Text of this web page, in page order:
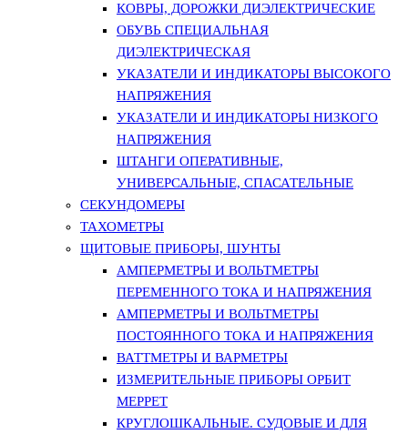
КОВРЫ, ДОРОЖКИ ДИЭЛЕКТРИЧЕСКИЕ
ОБУВЬ СПЕЦИАЛЬНАЯ
ДИЭЛЕКТРИЧЕСКАЯ
УКАЗАТЕЛИ И ИНДИКАТОРЫ ВЫСОКОГО
НАПРЯЖЕНИЯ
УКАЗАТЕЛИ И ИНДИКАТОРЫ НИЗКОГО
НАПРЯЖЕНИЯ
ШТАНГИ ОПЕРАТИВНЫЕ,
УНИВЕРСАЛЬНЫЕ, СПАСАТЕЛЬНЫЕ
СЕКУНДОМЕРЫ
ТАХОМЕТРЫ
ЩИТОВЫЕ ПРИБОРЫ, ШУНТЫ
АМПЕРМЕТРЫ И ВОЛЬТМЕТРЫ
ПЕРЕМЕННОГО ТОКА И НАПРЯЖЕНИЯ
АМПЕРМЕТРЫ И ВОЛЬТМЕТРЫ
ПОСТОЯННОГО ТОКА И НАПРЯЖЕНИЯ
ВАТТМЕТРЫ И ВАРМЕТРЫ
ИЗМЕРИТЕЛЬНЫЕ ПРИБОРЫ ОРБИТ
МЕРРЕТ
КРУГЛОШКАЛЬНЫЕ. СУДОВЫЕ И ДЛЯ